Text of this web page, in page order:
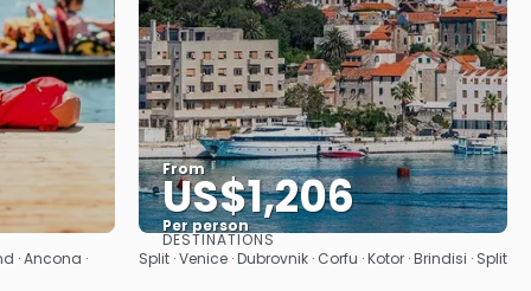
· Ancona ·
From
US$1,206
Per person
See
DESTINATIONS
Split · Venice · Dubrovnik · Corfu · Kotor · Brindisi · Split